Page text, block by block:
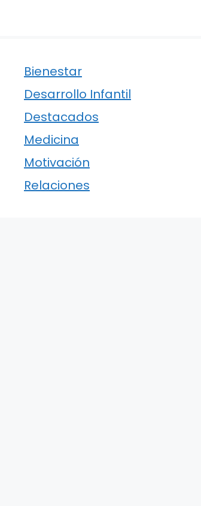
Bienestar
Desarrollo Infantil
Destacados
Medicina
Motivación
Relaciones